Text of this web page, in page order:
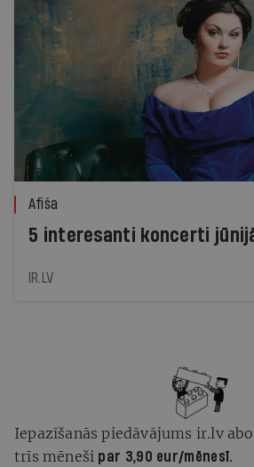
Afiša
5 interesanti koncerti
IR.LV
Iepazīšanās piedāvājums ir.lv
trīs mēneši par 3,90 eur/mēnesī.